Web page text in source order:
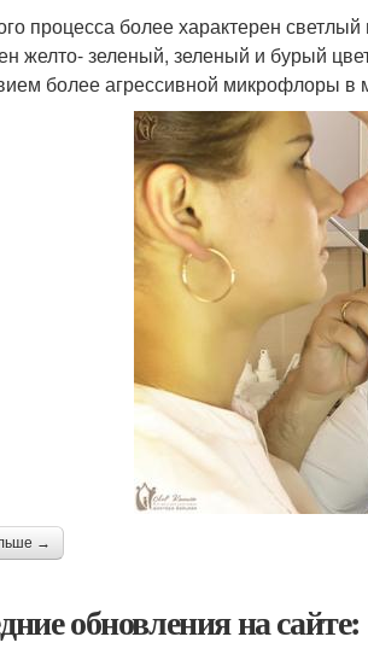
процесса более характерен
желто- зеленый, зеленый и бурый
более агрессивной микрофлоры в
→
обновления на сайте: